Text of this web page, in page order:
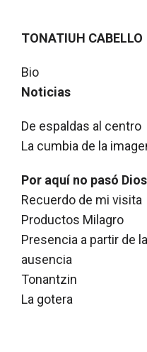
TONATIUH CABELLO
Skip to content
Bio
Noticias
De espaldas al centro
La cumbia de la
Por aquí no pasó Dios
Recuerdo de mi visita
Productos Milagro
Presencia a partir de la
ausencia
Tonantzin
La gotera